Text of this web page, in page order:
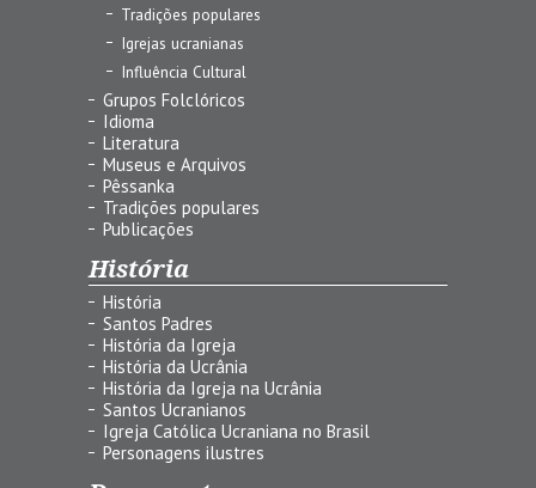
Tradições populares
Igrejas ucranianas
Influência Cultural
Grupos Folclóricos
Idioma
Literatura
Museus e Arquivos
Pêssanka
Tradições populares
Publicações
História
História
Santos Padres
História da Igreja
História da Ucrânia
História da Igreja na Ucrânia
Santos Ucranianos
Igreja Católica Ucraniana no Brasil
Personagens ilustres